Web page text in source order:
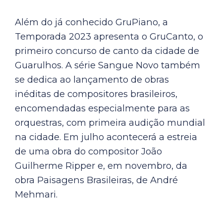
Além do já conhecido GruPiano, a
Temporada 2023 apresenta o GruCanto, o
primeiro concurso de canto da cidade de
Guarulhos. A série Sangue Novo também
se dedica ao lançamento de obras
inéditas de compositores brasileiros,
encomendadas especialmente para as
orquestras, com primeira audição mundial
na cidade. Em julho acontecerá a estreia
de uma obra do compositor João
Guilherme Ripper e, em novembro, da
obra Paisagens Brasileiras, de André
Mehmari.